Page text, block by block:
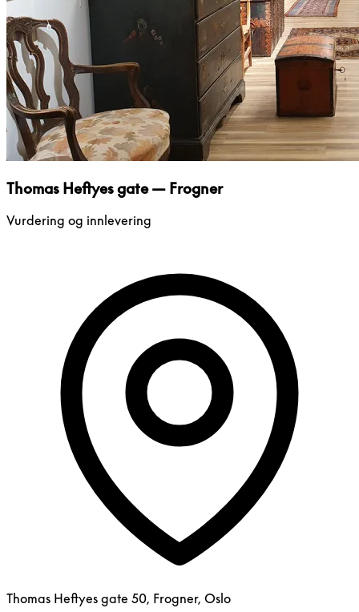
Thomas Heftyes gate — Frogner
Vurdering og innlevering
Thomas Heftyes gate 50, Frogner, Oslo